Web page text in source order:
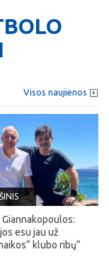
Visos naujienos
esu jau už
klubo ribų“